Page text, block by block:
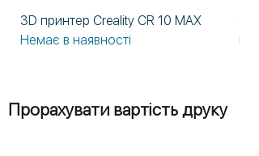
3D принтер Creality CR 10 MAX
Немає в наявності
Прорахувати вартість друку